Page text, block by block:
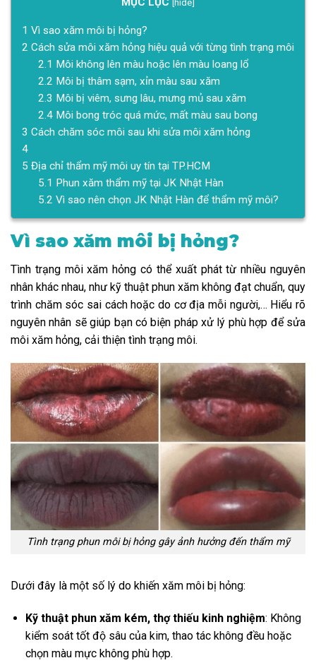
[hide]
1 Vì sao xăm môi bị hỏng?
2 Cách sửa môi xăm hỏng hiệu quả với từng tình trạng môi
2.1 Môi không lên màu hoặc lên màu loang lổ
2.2 Môi bị thâm sạm, xỉn màu sau xăm
2.3 Môi bị viêm, sưng lâu, mưng mủ sau xăm
2.4Môi bong tróc quá mức, mất màu sau bong
3 Cách chăm sóc môi sau khi sửa môi xăm hỏng
4
5 Địa chỉ thẩm mỹ môi uy tín tại TP.HCM
5.1 Phun xăm thẩm mỹ tại JK Nhật Hàn
5.2 Vì sao nên chọn JK Nhật Hàn để thẩm mỹ môi?
Vì sao xăm môi bị hỏng?
Tình trạng môi xăm hỏng có thể xuất phát từ nhiều nguyên
nhân khác nhau, như kỹ thuật phun xăm không đạt chuẩn, quy
trình chăm sóc sai cách hoặc do cơ địa mỗi người,… Hiểu rõ
nguyên nhân sẽ giúp bạn có biện pháp xử lý phù hợp để sửa
môi xăm hỏng, cải thiện tình trạng môi.
Tình trạng phun môi bị hỏng gây ảnh hưởng đến thẩm mỹ
Dưới đây là một số lý do khiến xăm môi bị hỏng:
Kỹ thuật phun xăm kém, thợ thiếu kinh nghiệm: Không
kiểm soát tốt độ sâu của kim, thao tác không đều hoặc
chọn màu mực không phù hợp.